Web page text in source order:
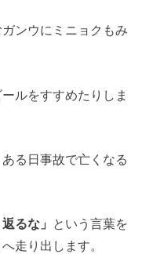
ンウにミニョクもみ
ルをすすめたりしま
る日事故で亡くなる
るな」 という言葉を
走り出します。